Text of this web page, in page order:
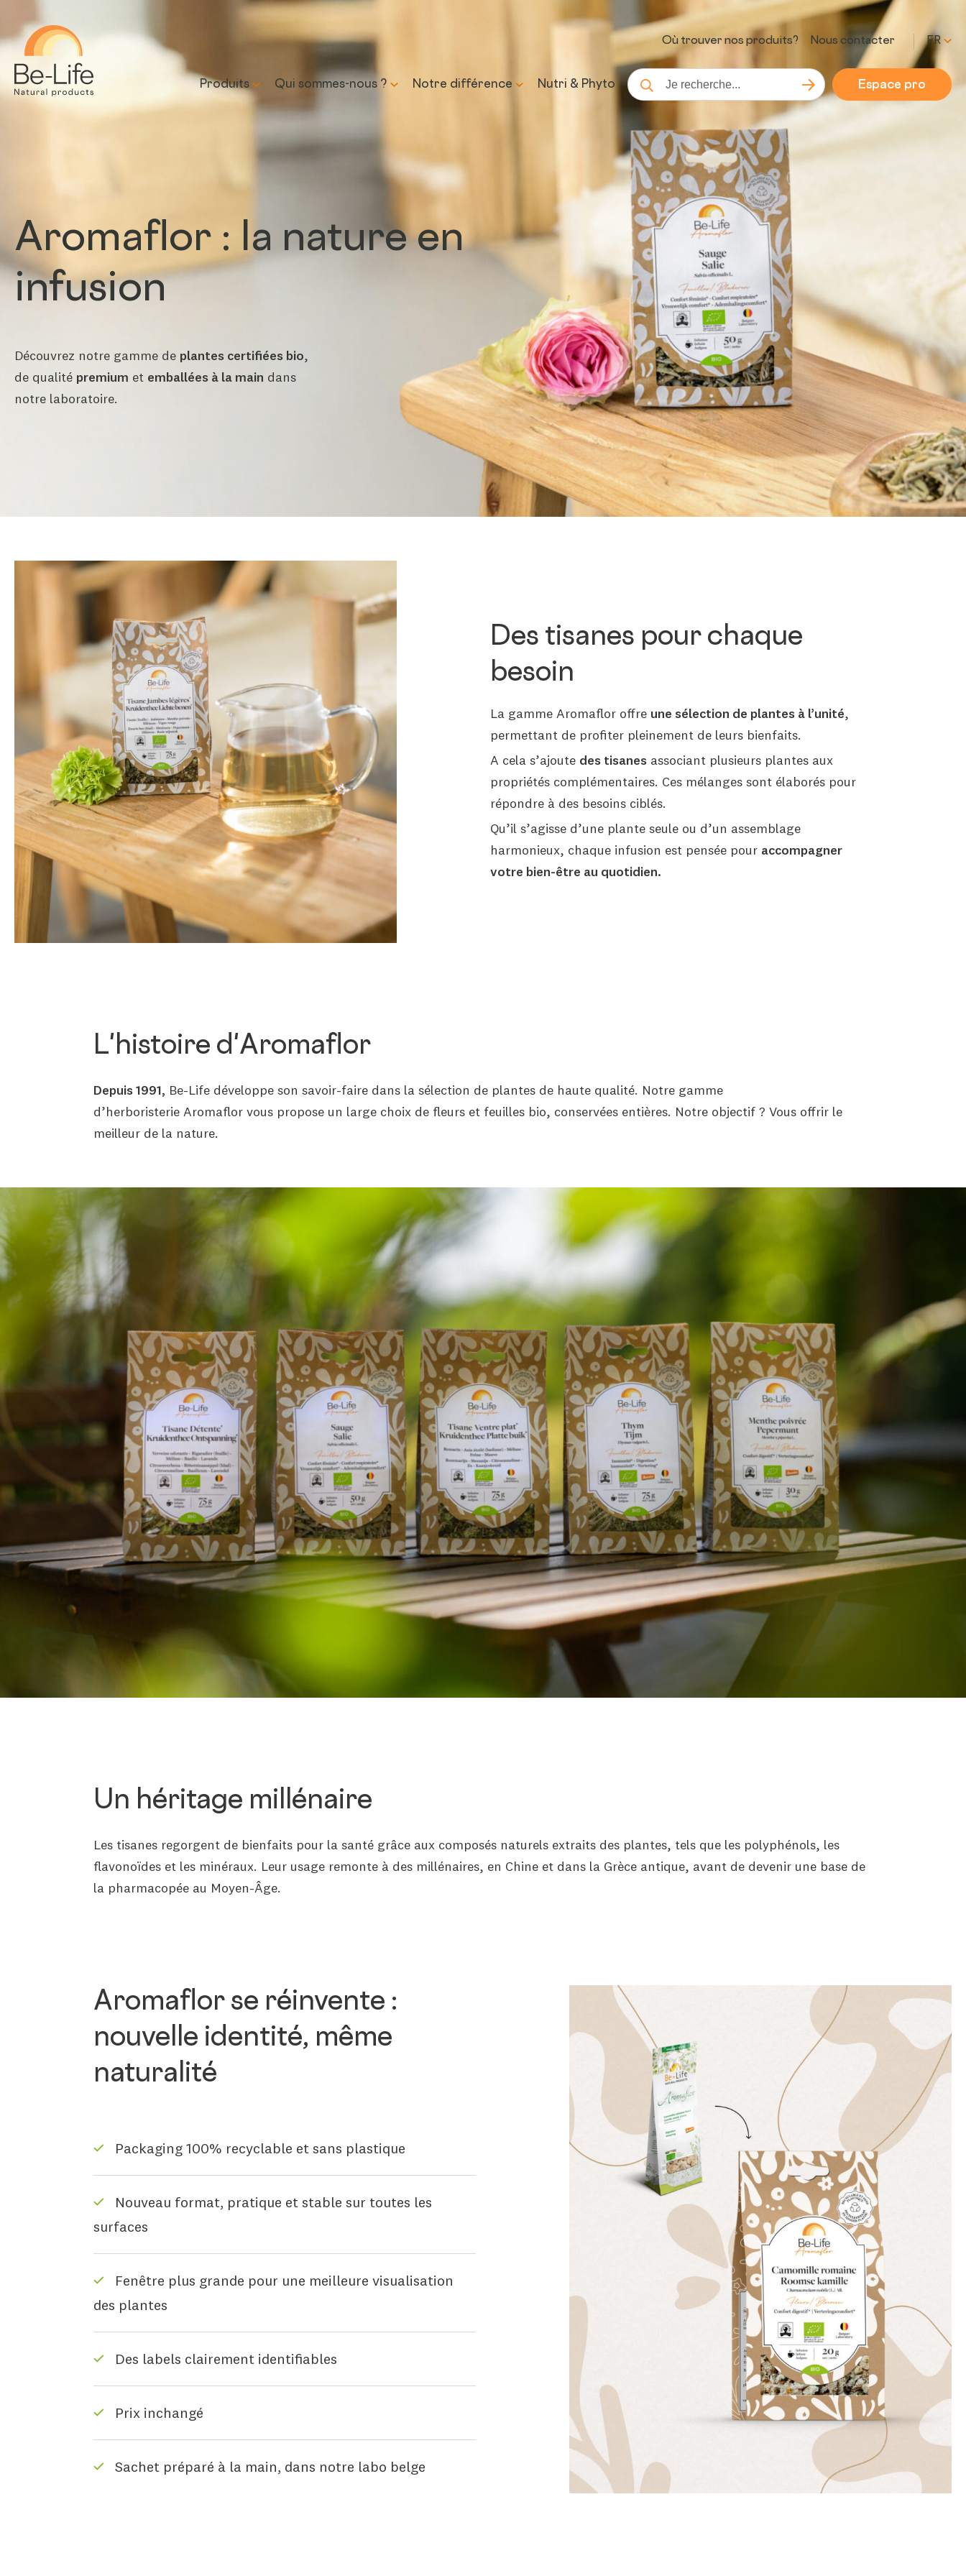
Be-Life Où trouver nos produits? Nous contacter FR
Produits Qui sommes-nous ? Notre différence
Science & expertise
Transparence &
formulation responsable
Approvisionnement &
Nos labels
Accompagnement &
formation
Partenariats
académiques &
collaborations
Nutri & Phyto
Recherche Lancer la rechercheEspace pro
Aromaflor : la nature en
infusion
Découvrez notre gamme de plantes certifiées bio,
de qualité premium et emballées à la main dans
notre laboratoire.
Des tisanes pour chaque
besoin
La gamme Aromaflor offre une sélection de plantes à l’unité,
permettant de profiter pleinement de leurs bienfaits.
A cela s’ajoute des tisanesassociant plusieurs plantes aux
propriétés complémentaires. Ces mélanges sont élaborés pour
répondre à des besoins ciblés.
Qu’il s’agisse d’une plante seule ou d’un assemblage
harmonieux, chaque infusion est pensée pour accompagner
votre bien-être au quotidien.
L'histoire d'Aromaflor
Depuis 1991, Be-Life développe son savoir-faire dans la sélection de plantes de haute qualité. Notre gamme
d’herboristerie Aromaflorvous propose un large choix de fleurs et feuilles bio, conservées entières. Notre objectif ? Vous offrir le
meilleur de la nature.
Un héritage millénaire
Les tisanes regorgent de bienfaits pour la santé grâce aux composés naturels extraits des plantes, tels que les polyphénols, les
flavonoïdes et les minéraux. Leur usage remonte à des millénaires, en Chine et dans la Grèce antique, avant de devenir une base de
la pharmacopée au Moyen-Âge.
Aromaflor se réinvente :
nouvelle identité, même
naturalité
Packaging 100% recyclable et sans plastique
Nouveau format, pratique et stable sur toutes les
surfaces
Fenêtre plus grande pour une meilleure visualisation
des plantes
Des labels clairement identifiables
Prix inchangé
Sachet préparé à la main, dans notre labo belge